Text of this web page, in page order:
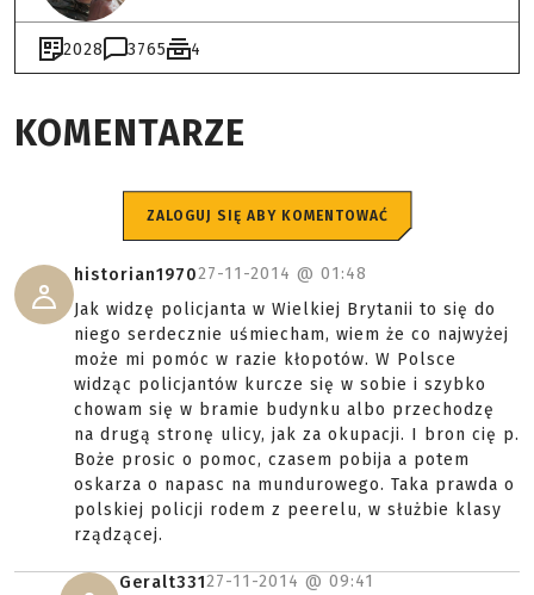
2028 3765 4
KOMENTARZE
ZALOGUJ SIĘ ABY KOMENTOWAĆ
historian197027-11-2014 @ 01:48
Jak widzę policjanta w Wielkiej Brytanii to się do
niego serdecznie uśmiecham, wiem że co najwyżej
może mi pomóc w razie kłopotów. W Polsce
widząc policjantów kurcze się w sobie i szybko
chowam się w bramie budynku albo przechodzę
na drugą stronę ulicy, jak za okupacji. I bron cię p.
Boże prosic o pomoc, czasem pobija a potem
oskarza o napasc na mundurowego. Taka prawda o
polskiej policji rodem z peerelu, w służbie klasy
rządzącej.
Geralt33127-11-2014 @ 09:41